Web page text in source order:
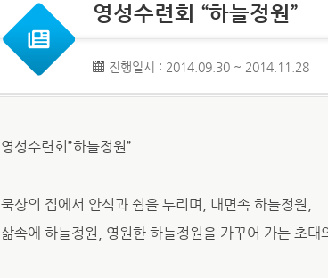
영성수련회 “하늘정원”
진행일시 : 2014.09.30 ~ 2014.11.28
영성수련회”하늘정원”
묵상의 집에서 안식과 쉼을 누리며, 내면속 하늘정원,
삶속에 하늘정원, 영원한 하늘정원을 가꾸어 가는 초대